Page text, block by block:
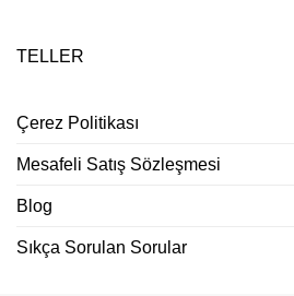
TELLER
Çerez Politikası
Mesafeli Satış Sözleşmesi
Blog
Sıkça Sorulan Sorular